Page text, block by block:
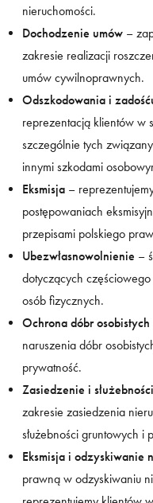
nieruchomości.
Dochodzenie umów –
zakresie realizacji
umów cywilnoprawnych.
Odszkodowania i
reprezentacją klientów w
szczególnie tych
innymi szkodami
Eksmisja –
postępowaniach
przepisami polskiego
Ubezwłasnowolnienie –
dotyczących
osób fizycznych.
Ochrona dóbr osobistych
naruszenia dóbr
prywatność.
Zasiedzenie i służebności
zakresie zasiedzenia
służebności gruntowych i
Eksmisja i odzyskiwanie
prawną w odzyskiwaniu